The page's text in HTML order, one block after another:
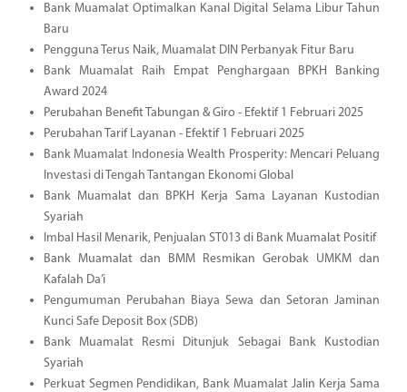
Bank Muamalat Optimalkan Kanal Digital Selama Libur Tahun
Baru
Pengguna Terus Naik, Muamalat DIN Perbanyak Fitur Baru
Bank Muamalat Raih Empat Penghargaan BPKH Banking
Award 2024
Perubahan Benefit Tabungan & Giro - Efektif 1 Februari 2025
Perubahan Tarif Layanan - Efektif 1 Februari 2025
Bank Muamalat Indonesia Wealth Prosperity: Mencari Peluang
Investasi di Tengah Tantangan Ekonomi Global
Bank Muamalat dan BPKH Kerja Sama Layanan Kustodian
Syariah
Imbal Hasil Menarik, Penjualan ST013 di Bank Muamalat Positif
Bank Muamalat dan BMM Resmikan Gerobak UMKM dan
Kafalah Da’i
Pengumuman Perubahan Biaya Sewa dan Setoran Jaminan
Kunci Safe Deposit Box (SDB)
Bank Muamalat Resmi Ditunjuk Sebagai Bank Kustodian
Syariah
Perkuat Segmen Pendidikan, Bank Muamalat Jalin Kerja Sama